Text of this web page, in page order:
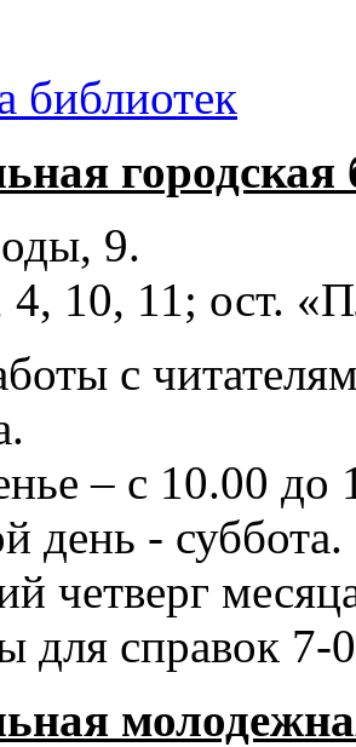
библиотек
9.
4, 10, 11; ост.
с
– с 10.00 до
день - суббота.
четверг
для справок 7-